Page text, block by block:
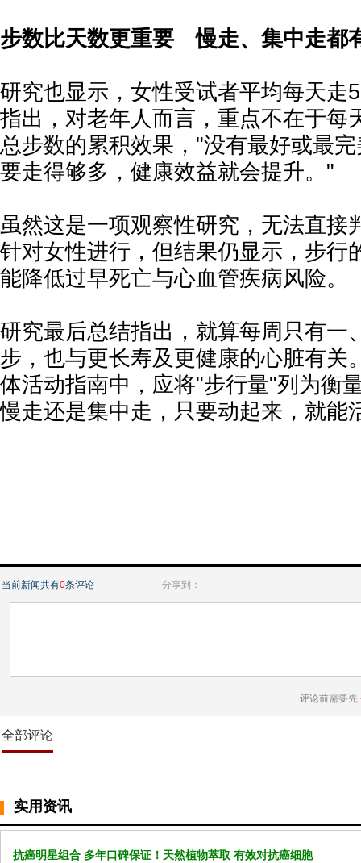
步数比天数更重要 慢走、集中走都
研究也显示，女性受试者平均每天走
指出，对老年人而言，重点不在于每
总步数的累积效果，"没有最好或最
要走得够多，健康效益就会提升。"
虽然这是一项观察性研究，无法直接
针对女性进行，但结果仍显示，步行
能降低过早死亡与心血管疾病风险。
研究最后总结指出，就算每周只有一
步，也与更长寿及更健康的心脏有关
体活动指南中，应将"步行量"列为衡
慢走还是集中走，只要动起来，就能
当前新闻共有0条评论 分享到：
评论前需要先
全部评论
实用资讯
抗癌明星组合 多年口碑保证！天然植物萃取 有效对抗癌细胞